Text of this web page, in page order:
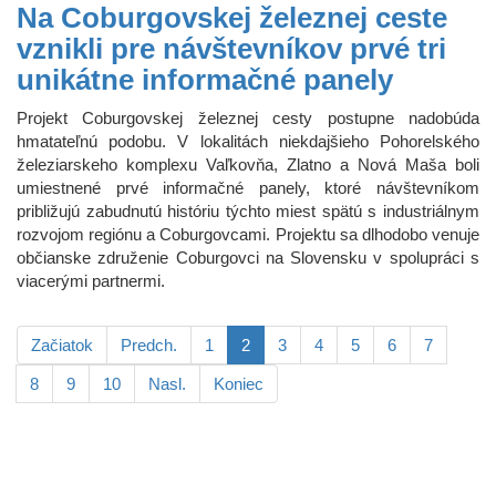
Na Coburgovskej železnej ceste
vznikli pre návštevníkov prvé tri
unikátne informačné panely
Projekt Coburgovskej železnej cesty postupne nadobúda
hmatateľnú podobu. V lokalitách niekdajšieho Pohorelského
železiarskeho komplexu Vaľkovňa, Zlatno a Nová Maša boli
umiestnené prvé informačné panely, ktoré návštevníkom
približujú zabudnutú históriu týchto miest spätú s industriálnym
rozvojom regiónu a Coburgovcami. Projektu sa dlhodobo venuje
občianske združenie Coburgovci na Slovensku v spolupráci s
viacerými partnermi.
Začiatok Predch. 1 2 3 4 5 6 7
8 9 10 Nasl. Koniec